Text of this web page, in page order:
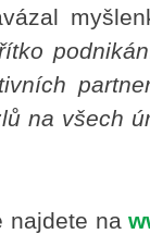
na všech
najdete na